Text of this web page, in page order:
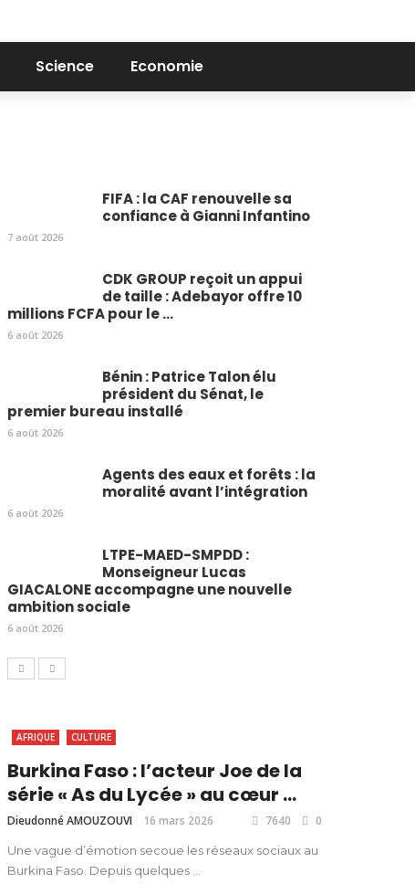
Science Economie
FIFA : la CAF renouvelle sa
confiance à Gianni Infantino
7 août 2026
CDK GROUP reçoit un appui
de taille : Adebayor offre 10
millions FCFA pour le ...
6 août 2026
Bénin : Patrice Talon élu
président du Sénat, le
premier bureau installé
6 août 2026
Agents des eaux et forêts : la
moralité avant l’intégration
6 août 2026
LTPE-MAED-SMPDD :
Monseigneur Lucas
GIACALONE accompagne une nouvelle
ambition sociale
6 août 2026
AFRIQUE CULTURE
Burkina Faso : l’acteur Joe de la
série « As du Lycée » au cœur ...
Dieudonné AMOUZOUVI 16 mars 2026 7640 0
Une vague d’émotion secoue les réseaux sociaux au
Burkina Faso. Depuis quelques ...